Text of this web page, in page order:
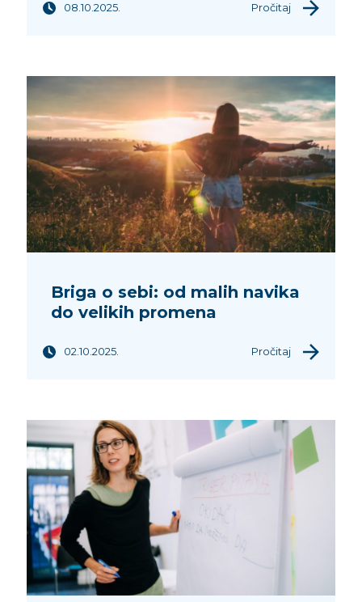
08.10.2025. Pročitaj
Briga o sebi: od malih navika
do velikih promena
02.10.2025. Pročitaj